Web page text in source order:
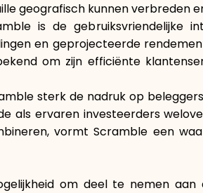
geografisch kunnen verbreden
is de
en geprojecteerde
om zijn efficiënte
sterk de nadruk op
als ervaren investeerders
vormt Scramble een
om deel te nemen